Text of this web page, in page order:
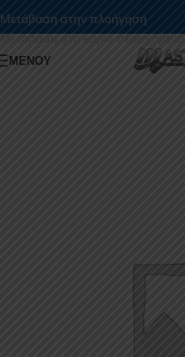
Μετάβαση στην πλοήγηση
Μετάβαση στο κύριο περιεχόμενο
ΜΕΝΟΎ